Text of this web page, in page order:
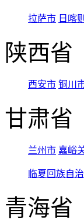
拉萨市 日喀
陕西省
西安市 铜川
甘肃省
兰州市 嘉峪
临夏回族自
青海省